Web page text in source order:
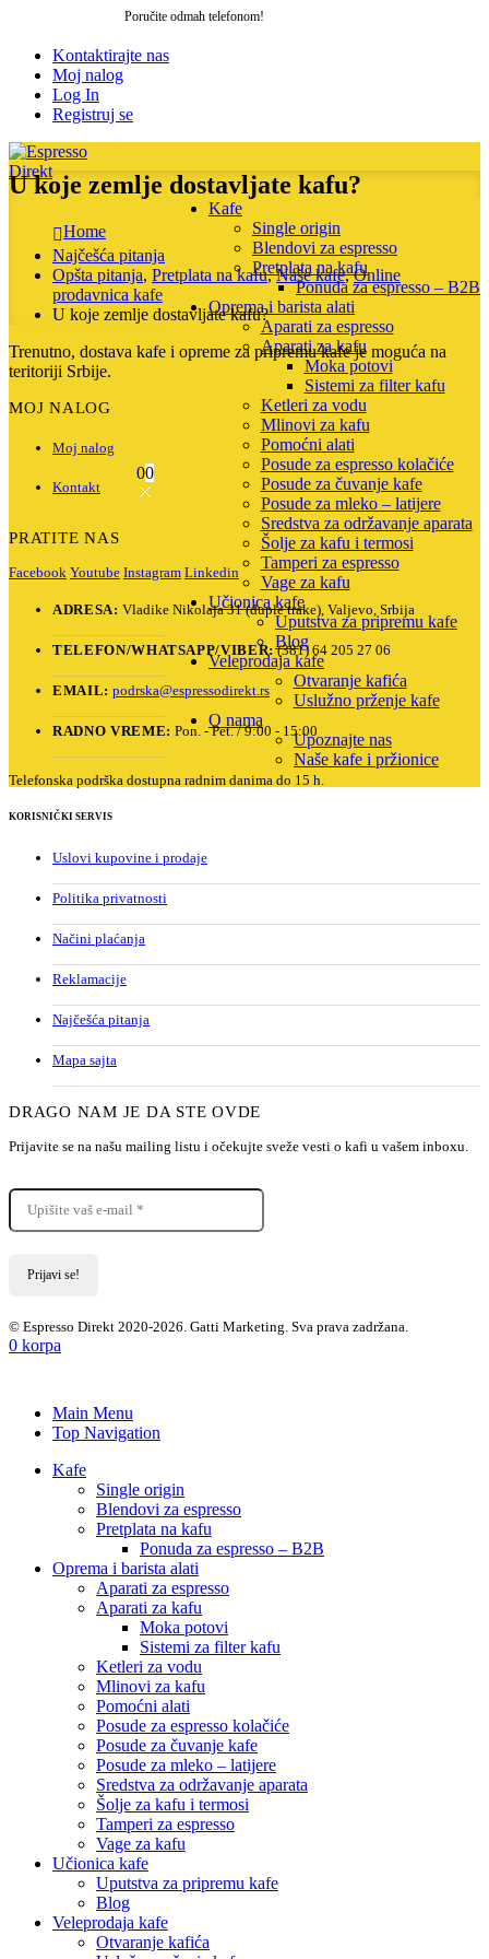
Poručite odmah telefonom!
Kontaktirajte nas
Moj nalog
Log In
Registruj se
Kafe
Single origin
Blendovi za espresso
Pretplata na kafu
Ponuda za espresso – B2B
Oprema i barista alati
Aparati za espresso
Aparati za kafu
Moka potovi
Sistemi za filter kafu
Ketleri za vodu
Mlinovi za kafu
Pomoćni alati
Posude za espresso kolačiće
Posude za čuvanje kafe
Posude za mleko – latijere
Sredstva za održavanje aparata
Šolje za kafu i termosi
Tamperi za espresso
Vage za kafu
Učionica kafe
Uputstva za pripremu kafe
Blog
Veleprodaja kafe
Otvaranje kafića
Uslužno prženje kafe
O nama
Upoznajte nas
Naše kafe i pržionice
0
0
U koje zemlje dostavljate kafu?
Home
Najčešća pitanja
Opšta pitanja, Pretplata na kafu,Naše kafe,Online
prodavnica kafe
U koje zemlje dostavljate kafu?
Trenutno, dostava kafe i opreme za pripremu kafe je moguća na
teritoriji Srbije.
MOJ NALOG
Moj nalog
Kontakt
PRATITE NAS
Facebook Youtube Instagram Linkedin
ADRESA: Vladike Nikolaja 31 (duple trake), Valjevo, Srbija
TELEFON/WHATSAPP/VIBER: (381) 64 205 27 06
EMAIL: podrska@espressodirekt.rs
RADNO VREME: Pon. - Pet. / 9:00 - 15:00
Telefonska podrška dostupna radnim danima do 15 h.
KORISNIČKI SERVIS
Uslovi kupovine i prodaje
Politika privatnosti
Načini plaćanja
Reklamacije
Najčešća pitanja
Mapa sajta
DRAGO NAM JE DA STE OVDE
Prijavite se na našu mailing listu i očekujte sveže vesti o kafi u vašem inboxu.
© Espresso Direkt 2020-2026. Gatti Marketing. Sva prava zadržana.
0 korpa
Main Menu
Top Navigation
Kafe
Single origin
Blendovi za espresso
Pretplata na kafu
Ponuda za espresso – B2B
Oprema i barista alati
Aparati za espresso
Aparati za kafu
Moka potovi
Sistemi za filter kafu
Ketleri za vodu
Mlinovi za kafu
Pomoćni alati
Posude za espresso kolačiće
Posude za čuvanje kafe
Posude za mleko – latijere
Sredstva za održavanje aparata
Šolje za kafu i termosi
Tamperi za espresso
Vage za kafu
Učionica kafe
Uputstva za pripremu kafe
Blog
Veleprodaja kafe
Otvaranje kafića